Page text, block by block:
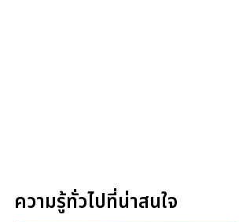
ความรู้ทั่วไปที่น่าสนใจ